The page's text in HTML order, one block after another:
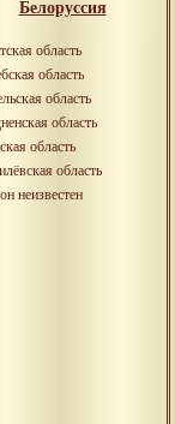
Белоруссия
область
область
область
область
область
область
неизвестен